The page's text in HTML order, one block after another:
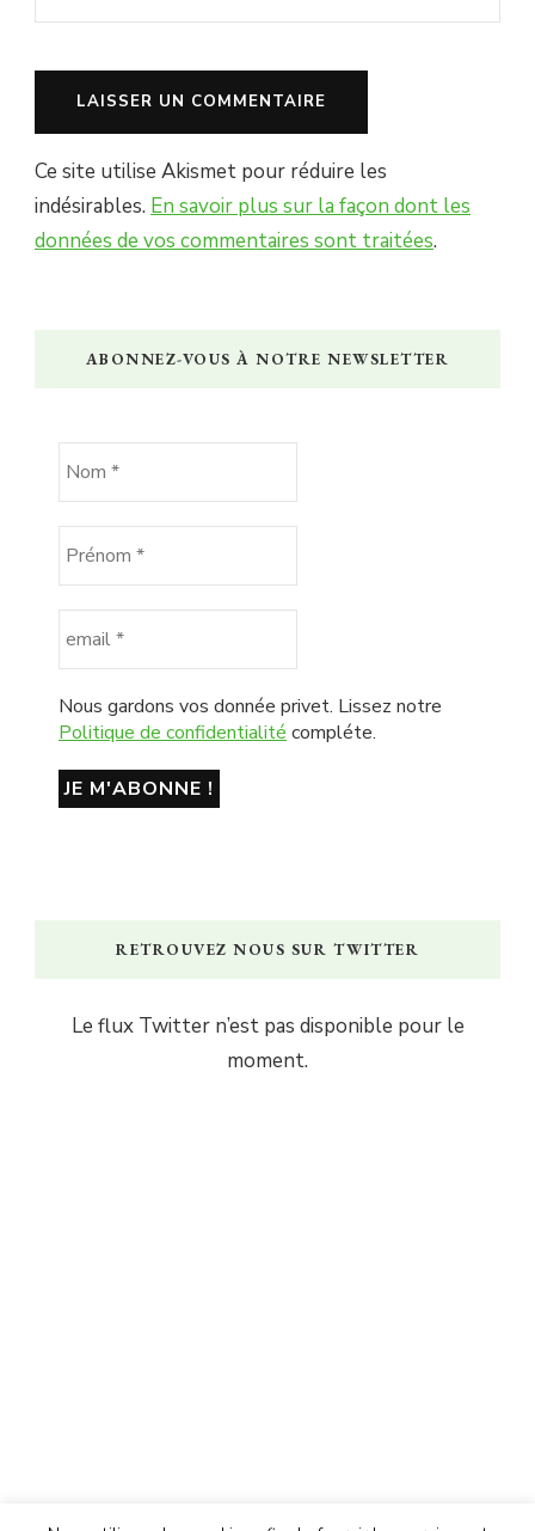
Ce site utilise Akismet pour réduire les
indésirables. En savoir plus sur la façon dont les
données de vos commentaires sont traitées.
ABONNEZ-VOUS À NOTRE NEWSLETTER
Nous gardons vos donnée privet. Lissez notre
Politique de confidentialité compléte.
RETROUVEZ NOUS SUR TWITTER
Le flux Twitter n’est pas disponible pour le
moment.